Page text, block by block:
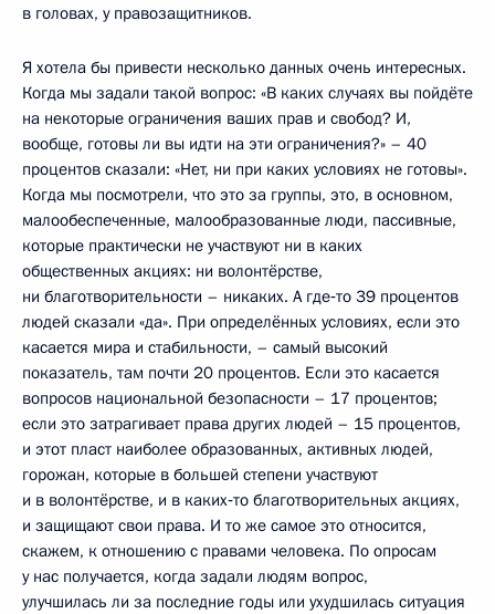
в головах, у правозащитников.
Я хотела бы привести несколько данных очень интересных.
Когда мы задали такой вопрос: «В каких случаях вы пойдёте
на некоторые ограничения ваших прав и свобод? И,
вообще, готовы ли вы идти на эти ограничения?» – 40
процентов сказали: «Нет, ни при каких условиях не готовы».
Когда мы посмотрели, что это за группы, это, в основном,
малообеспеченные, малообразованные люди, пассивные,
которые практически не участвуют ни в каких
общественных акциях: ни волонтёрстве,
ни благотворительности – никаких. А где‑то 39 процентов
людей сказали «да». При определённых условиях, если это
касается мира и стабильности, – самый высокий
показатель, там почти 20 процентов. Если это касается
вопросов национальной безопасности – 17 процентов;
если это затрагивает права других людей – 15 процентов,
и этот пласт наиболее образованных, активных людей,
горожан, которые в большей степени участвуют
и в волонтёрстве, и в каких‑то благотворительных акциях,
и защищают свои права. И то же самое это относится,
скажем, к отношению с правами человека. По опросам
у нас получается, когда задали людям вопрос,
улучшилась ли за последние годы или ухудшилась ситуация